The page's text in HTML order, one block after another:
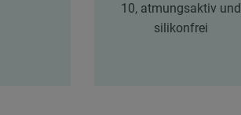
10, atmungsaktiv und
silikonfrei